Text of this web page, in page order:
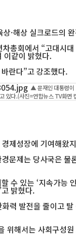
·해상 실크로드의
회에서 “고대시
이같이 밝혔다.
란다”고 강조했다.
▲ 문재인 대통령이
있다.(사진=연합뉴스 TV화면
제성장에 기여해
문제는 당사국은
수 있는 ‘지속가
밝혔다.
발전을 줄이고
위해서는 사회구성